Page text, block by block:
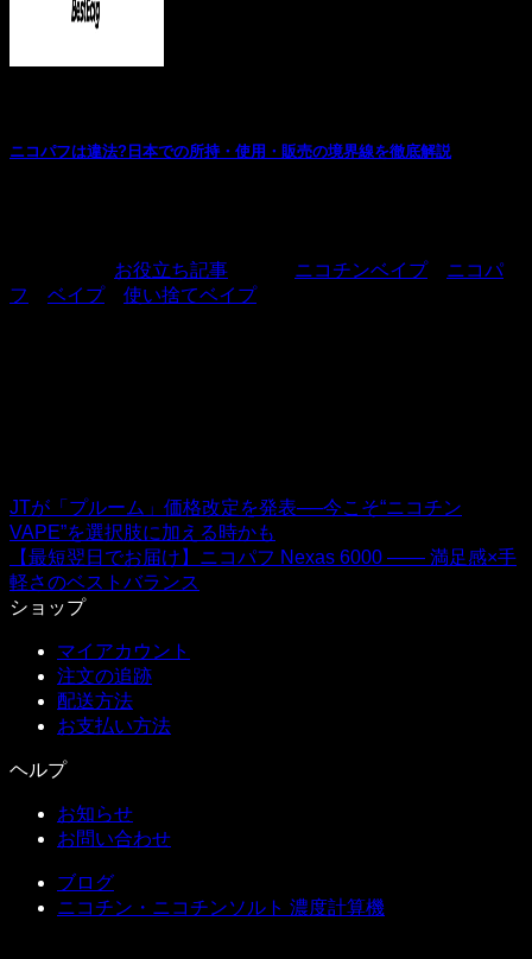
ニコパフは違法?日本での所持・使用・販売の境界線を徹底解説
お役立ち記事 ニコチンベイプ、 ニコパ
フ
ベイプ、 使い捨てベイプ
JTが「プルーム」価格改定を発表──今こそ“ニコチン
VAPE”を選択肢に加える時かも
【最短翌日でお届け】ニコパフ Nexas 6000 —— 満足感×手
軽さのベストバランス
ショップ
マイアカウント
注文の追跡
配送方法
お支払い方法
ヘルプ
お知らせ
お問い合わせ
ブログ
ニコチン・ニコチンソルト 濃度計算機